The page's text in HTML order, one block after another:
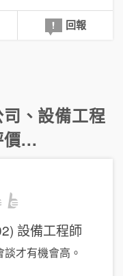
回報
、 設備工程
...
設備工程師
才有機會高。